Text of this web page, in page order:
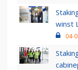
winst
04-